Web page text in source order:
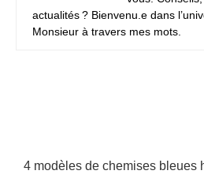
actualités ? Bienvenu.e dans
Monsieur à travers mes mots.
4 modèles de chemises bleues